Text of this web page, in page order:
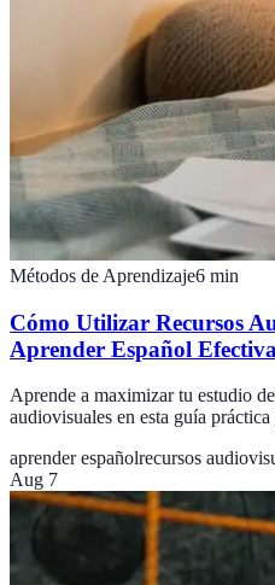
Métodos de Aprendizaje6 min
Cómo Utilizar Recursos
Aprender Español
Aprende a maximizar tu estudio
audiovisuales en esta guía
aprender españolrecursos
Aug 7